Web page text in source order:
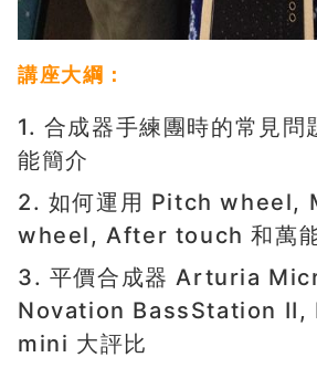
講座大綱：
1. 合成器手練團時的常見問
能簡介
2. 如何運用 Pitch wheel,
wheel, After touch 和萬
3. 平價合成器 Arturia
Novation BassStation II,
mini 大評比